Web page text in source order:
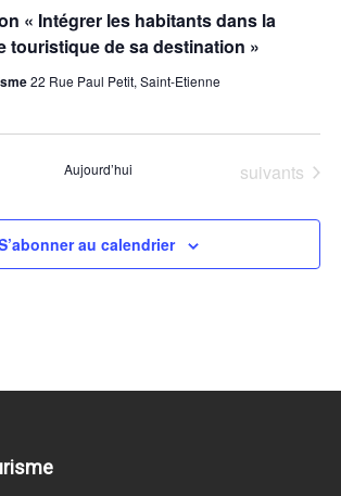
« Intégrer les habitants dans la
touristique de sa destination »
22 Rue Paul Petit, Saint-Etienne
Aujourd’hui Évènements
suivants
au calendrier